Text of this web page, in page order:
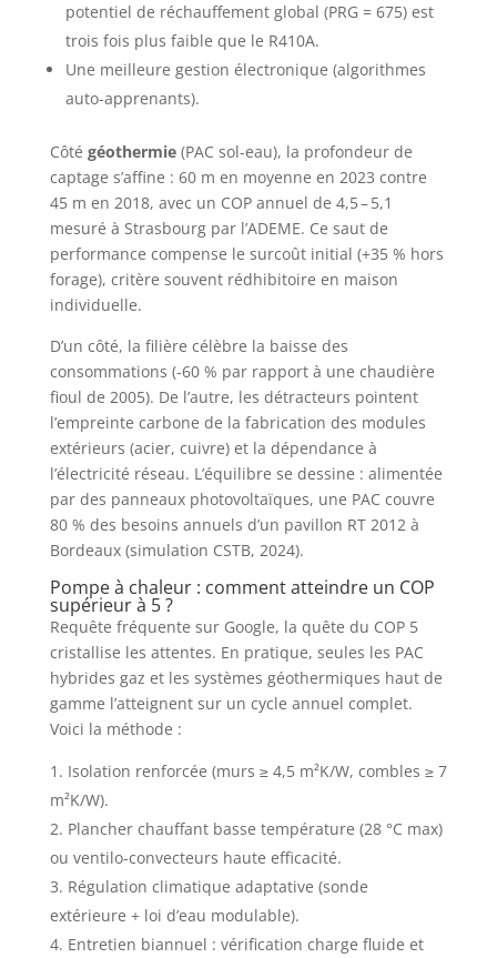
potentiel de réchauffement global (PRG = 675) est
trois fois plus faible que le R410A.
Une meilleure gestion électronique (algorithmes
auto-apprenants).
Côté géothermie(PAC sol-eau), la profondeur de
captage s’affine : 60 m en moyenne en 2023 contre
45 m en 2018, avec un COP annuel de 4,5 – 5,1
mesuré à Strasbourg par l’ADEME. Ce saut de
performance compense le surcoût initial (+35 % hors
forage), critère souvent rédhibitoire en maison
individuelle.
D’un côté, la filière célèbre la baisse des
consommations (-60 % par rapport à une chaudière
fioul de 2005). De l’autre, les détracteurs pointent
l’empreinte carbone de la fabrication des modules
extérieurs (acier, cuivre) et la dépendance à
l’électricité réseau. L’équilibre se dessine : alimentée
par des panneaux photovoltaïques, une PAC couvre
80 % des besoins annuels d’un pavillon RT 2012 à
Bordeaux (simulation CSTB, 2024).
Pompe à chaleur : comment atteindre un COP
supérieur à 5 ?
Requête fréquente sur Google, la quête du COP 5
cristallise les attentes. En pratique, seules les PAC
hybrides gaz et les systèmes géothermiques haut de
gamme l’atteignent sur un cycle annuel complet.
Voici la méthode :
Isolation renforcée (murs ≥ 4,5 m²K/W, combles ≥ 7
m²K/W).
Plancher chauffant basse température (28 °C max)
ou ventilo-convecteurs haute efficacité.
Régulation climatique adaptative (sonde
extérieure + loi d’eau modulable).
Entretien biannuel : vérification charge fluide et